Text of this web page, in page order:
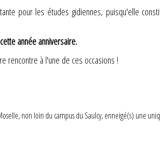
pour les études gidiennes, puisqu'elle
année anniversaire.
rencontre à l'une de ces occasions !
non loin du campus du Saulcy, enneigé(s) une